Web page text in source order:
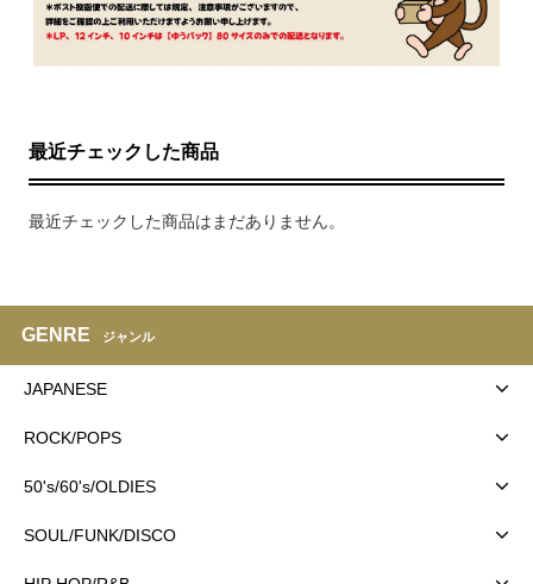
最近チェックした商品
最近チェックした商品はまだありません。
GENRE ジャンル
JAPANESE
ROCK/POPS
50's/60's/OLDIES
SOUL/FUNK/DISCO